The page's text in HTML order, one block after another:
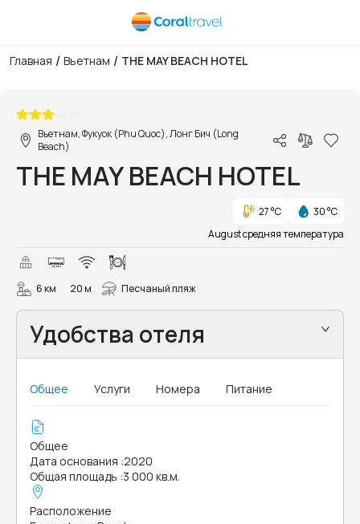
Главная / Вьетнам / THE MAY BEACH HOTEL
Вьетнам, Фукуок (Phu Quoc), Лонг Бич (Long
Beach)
THE MAY BEACH HOTEL
27 °C
30 °C
August средняя температура
6 км 20 м Песчаный пляж
Удобства отеля
Общее Услуги Номера Питание
Общее
Дата основания :2020
Общая площадь :3 000 кв.м.
Расположение